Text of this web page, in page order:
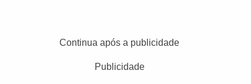
Continua após a publicidade
Publicidade